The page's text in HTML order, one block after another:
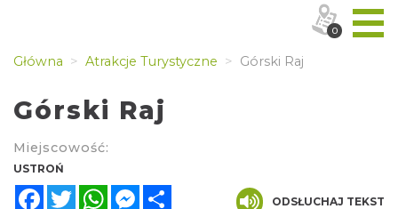
Główna Atrakcje Turystyczne Górski Raj
Górski Raj
Miejscowość:
USTROŃ
FacebookTwitterWhatsAppMessenger
ODSŁUCHAJ TEKST
0